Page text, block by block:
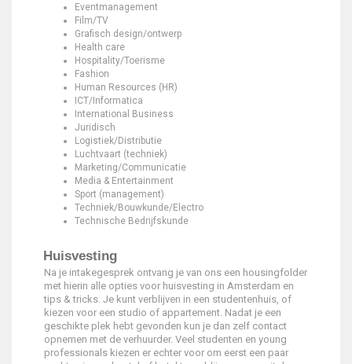
Eventmanagement
Film/TV
Grafisch design/ontwerp
Health care
Hospitality/Toerisme
Fashion
Human Resources (HR)
ICT/Informatica
International Business
Juridisch
Logistiek/Distributie
Luchtvaart (techniek)
Marketing/Communicatie
Media & Entertainment
Sport (management)
Techniek/Bouwkunde/Electro
Technische Bedrijfskunde
Huisvesting
Na je intakegesprek ontvang je van ons een housingfolder
met hierin alle opties voor huisvesting in Amsterdam en
tips & tricks. Je kunt verblijven in een studentenhuis, of
kiezen voor een studio of appartement. Nadat je een
geschikte plek hebt gevonden kun je dan zelf contact
opnemen met de verhuurder. Veel studenten en young
professionals kiezen er echter voor om eerst een paar